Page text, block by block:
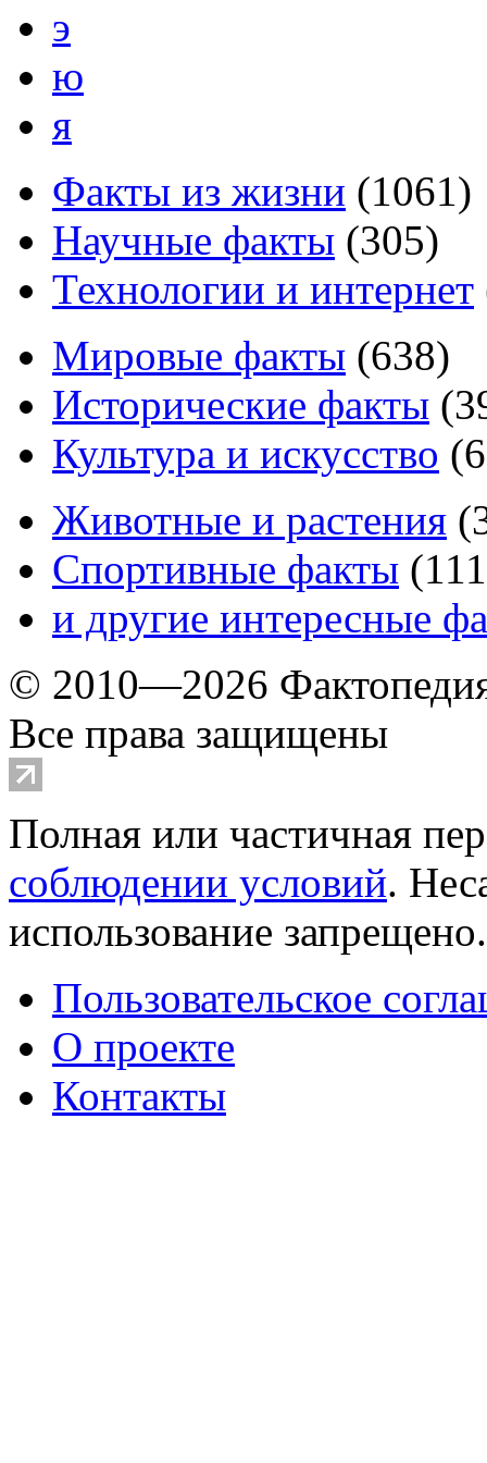
э
ю
я
Факты из жизни (1061)
Научные факты (305)
Технологии и интернет
Мировые факты (638)
Исторические факты (
Культура и искусство (
Животные и растения (
Спортивные факты (111
и другие интересные
© 2010—2026
Все права защищены
Полная или частичная
соблюдении условий.
использование
Пользовательское
О проекте
Контакты